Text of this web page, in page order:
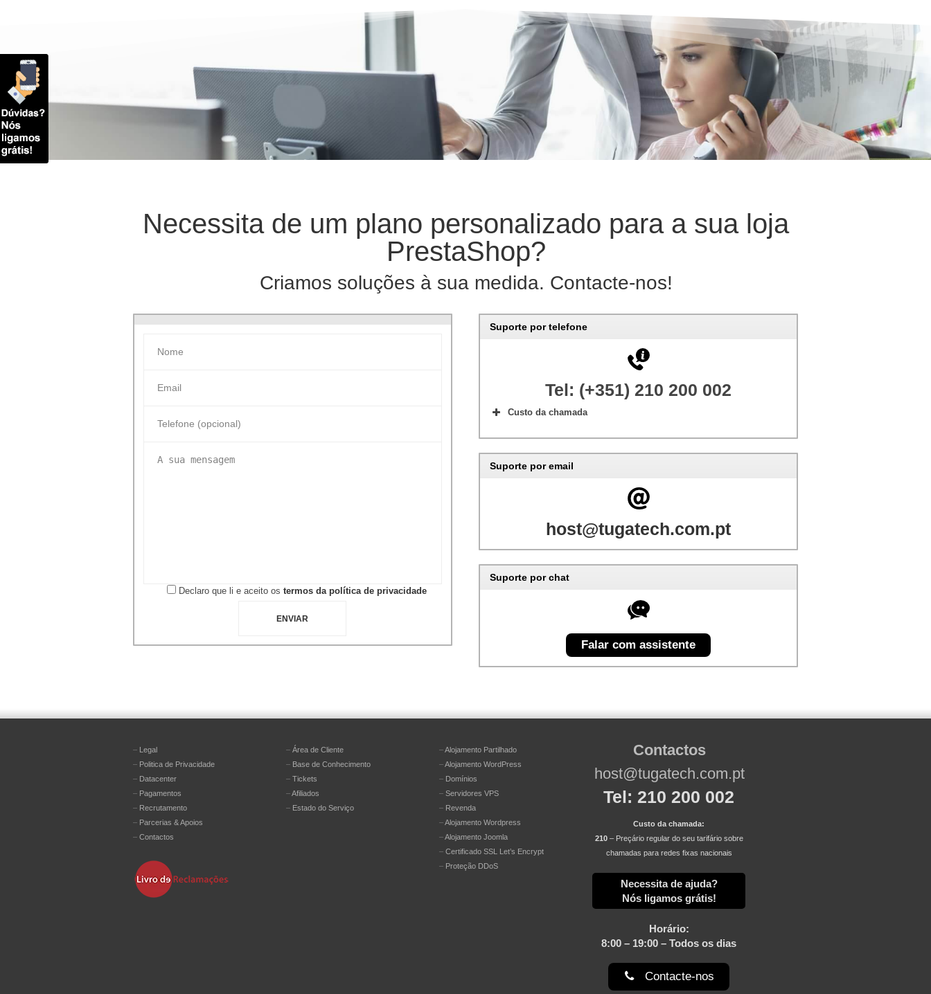
Necessita de um plano personalizado para a sua loja
PrestaShop?
Criamos soluções à sua medida. Contacte-nos!
Declaro que li e aceito ostermos da política de privacidade
Suporte por telefone
Tel: (+351) 210 200 002
Custo da chamada
Suporte por email
host@tugatech.com.pt
Suporte por chat
Falar com assistente
– Legal
– Politica de Privacidade
– Datacenter
– Pagamentos
– Recrutamento
– Parcerias & Apoios
– Contactos
– Área de Cliente
– Base de Conhecimento
– Tickets
–Afiliados
– Estado do Serviço
–Alojamento Partilhado
–Alojamento WordPress
– Domínios
– Servidores VPS
– Revenda
–Alojamento Wordpress
–Alojamento Joomla
– Certificado SSL Let’s Encrypt
– Proteção DDoS
Contactos
host@tugatech.com.pt
Tel: 210 200 002
Custo da chamada:
210– Preçário regular do seu tarifário sobre
chamadas para redes fixas nacionais
Necessita de ajuda?
Nós ligamos grátis!
Horário:
8:00 – 19:00 – Todos os dias
Contacte-nos